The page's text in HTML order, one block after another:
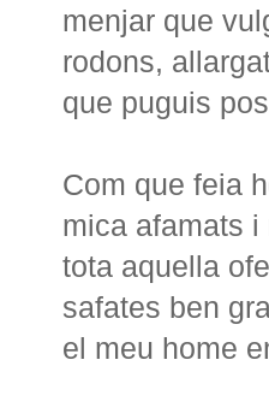
menjar que
rodons,
que puguis
Com que feia
mica afamats
tota aquella
safates ben
el meu home